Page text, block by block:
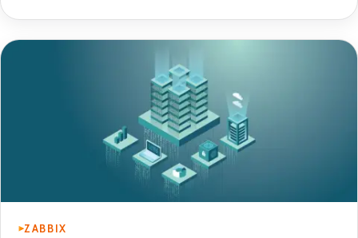
ZABBIX